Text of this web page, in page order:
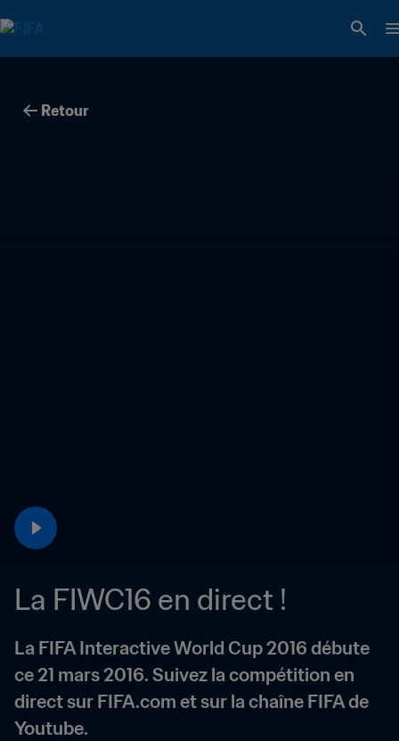
Retour
La FIWC16 en direct !
La FIFA Interactive World Cup 2016 débute
ce 21 mars 2016. Suivez la compétition en
direct sur FIFA.com et sur la chaîne FIFA de
Youtube.